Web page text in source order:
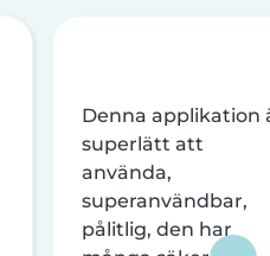
Denna applikation
superlätt att
använda,
superanvändbar,
pålitlig, den har